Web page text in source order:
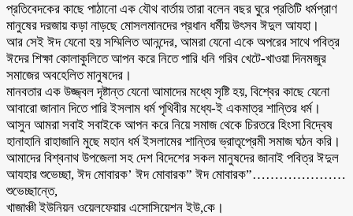
প্রতিবেদকের কাছে পাঠানো এক যৌথ বার্তায় তারা বলেন বছর ঘুরে প্রতিটি ধর্মপ্রাণ
মানুষের দরজায় কড়া নাড়ছে মোসলমানদের প্রধান ধর্মীয় উৎসব ঈদুল আযহা।
আর সেই ঈদ যেনো হয় সম্মিলিত আনন্দের, আমরা যেনো একে অপরের সাথে পবিত্র
ঈদের শিক্ষা কোলাকুলিতে আপন করে নিতে পারি ধনি গরিব খেটে-খাওয়া দিনমজুর
সমাজের অবহেলিত মানুষদের।
মানবতার এক উজ্জ্বল দৃষ্টান্ত যেনো আমাদের মধ্যে সৃষ্টি হয়, বিশ্বের কাছে যেনো
আবারো জানান দিতে পারি ইসলাম ধর্ম পৃথিবীর মধ্যে-ই একমাত্র শান্তির ধর্ম।
আসুন আমরা সবাই সবাইকে আপন করে নিয়ে সমাজ থেকে চিরতরে হিংসা বিদ্বেষ
হানাহানি রাহাজানি মুছে মহান ধর্ম ইসলামের শান্তির ভ্রাতৃপ্রেমী সমাজ ঘঠন করি।
আমাদের বিশ্বনাথ উপজেলা সহ দেশ বিদেশের সকল মানুষদের জানাই পবিত্র ঈদুল
আযহার শুভেচ্ছা, ঈদ মোবারক’ ঈদ মোবারক” ঈদ মোবারক”…………………
শুভেচ্ছান্তে,
খাজাঞ্চী ইউনিয়ন ওয়েলফেয়ার এসোসিয়েশন ইউ,কে।